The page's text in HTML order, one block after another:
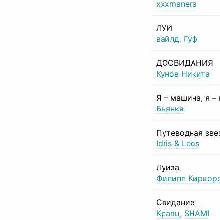
xxxmanera
ЛУИ
вайлд, Гуф
ДОСВИДАНИЯ
Кунов Никита
Я – машина, я –
Бьянка
Путеводная
Idris & Leos
Луиза
Филипп
Свидание
Кравц, SHAMI